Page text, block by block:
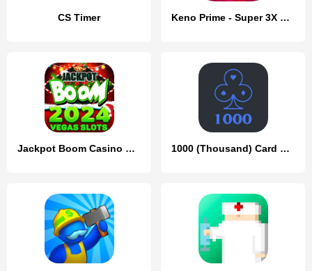
CS Timer Keno Prime - Super 3X Payout
Jackpot Boom Casino Slot Games 1000 (Thousand) Card game